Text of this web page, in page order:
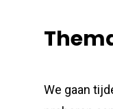
We gaan